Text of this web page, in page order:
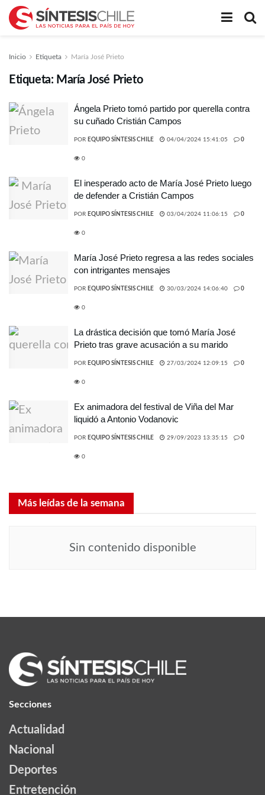
Inicio Etiqueta María José Prieto
Etiqueta: María José Prieto
Ángela Prieto tomó partido por querella contra
su cuñado Cristián Campos
POR EQUIPO SÍNTESIS CHILE 04/04/2024 15:41:05 0
0
El inesperado acto de María José Prieto luego
de defender a Cristián Campos
POR EQUIPO SÍNTESIS CHILE 03/04/2024 11:06:15 0
0
María José Prieto regresa a las redes sociales
con intrigantes mensajes
POR EQUIPO SÍNTESIS CHILE 30/03/2024 14:06:40 0
0
La drástica decisión que tomó María José
Prieto tras grave acusación a su marido
POR EQUIPO SÍNTESIS CHILE 27/03/2024 12:09:15 0
0
Ex animadora del festival de Viña del Mar
liquidó a Antonio Vodanovic
POR EQUIPO SÍNTESIS CHILE 29/09/2023 13:35:15 0
0
Más leídas de la semana
Sin contenido disponible
Secciones
Actualidad
Nacional
Deportes
Entretención